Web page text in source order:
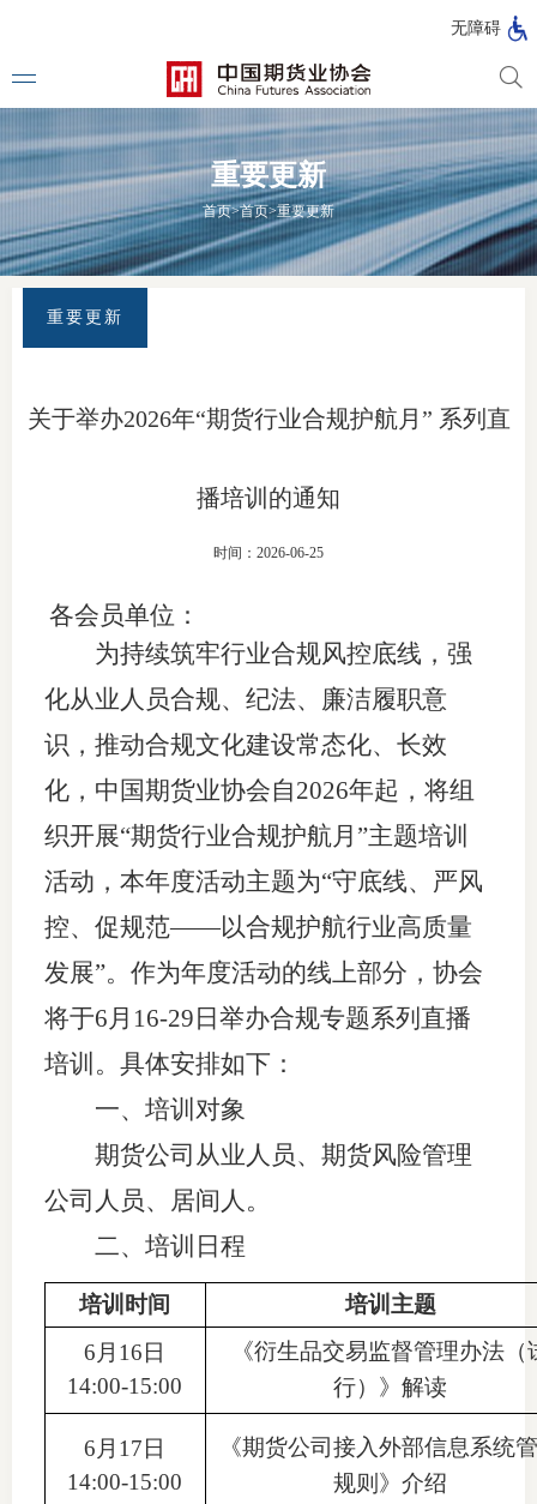
无障碍
法律法
行政法
自律规
投资者
研究与
重要更新
首页>首页>重要更新
重要更新
关于举办2026年“期货行业合规护航月” 系列直
播培训的通知
时间：2026-06-25
各会员单位 ：
为持续筑牢行业合规风控底线，强
化从业人员合规、纪法、廉洁履职意
识，推动合规文化建设常态化、长效
化， 中国期货业协会自2026年起，将组
织开展“期货行业合规护航月”主题培训
活动，本年度活动主题为“守底线、严风
控、促规范——以合规护航行业高质量
发展”。作为年度活动的线上部分， 协会
将于6月 16-29日 举办合规专题系列 直播
培训 。 具体安排如下：
一、培训对象
期货公司 从业人员、期货风险管理
公司人员、居间人 。
二、培训日程
培训时间
培训主题
6月16日
14:00-15:00
《衍生品交易监督管理办法（
行）》解读
6月17日
14:00-15:00
《期货公司接入外部信息系统
规则》介绍
市
货
司
险
理
司
产
理
司
投
受
理
渠
道